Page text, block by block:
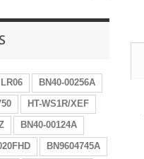
LR06
BN40-00256A
HT-WS1R/XEF
BN40-00124A
BN9604745A